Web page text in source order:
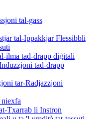
tal-gass
tal-Ippakkjar Flessibbli
ilma tad-drapp diġitali
tad-drapp
tar-Radjazzjoni
Txarrab li Instron